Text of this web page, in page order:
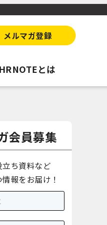
メルマガ登録
HRNOTEとは
会員募集
ち資料など
報をお届け！